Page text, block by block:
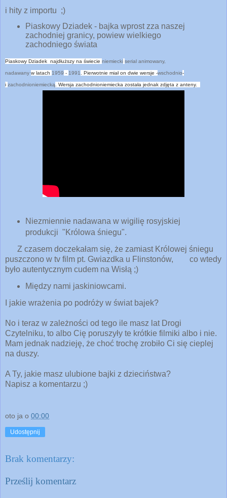
i hity z importu ;)
Piaskowy Dziadek - bajka wprost zza naszej
zachodniej granicy, powiew wielkiego
zachodniego świata
Piaskowy Dziadek najdłuższy na świecie niemiecki serial animowany,
nadawany w latach 1959 - 1991. Pierwotnie miałon dwie wersje -wschodnio-
i zachodnioniemiecką. Wersja zachodnioniemiecka została jednak zdjęta z anteny.
Niezmiennie nadawana w wigilię rosyjskiej
produkcji "Królowa śniegu".
Z czasem doczekałam się, że zamiast Królowej śniegu
puszczono w tv film pt. Gwiazdka u Flinstonów, co wtedy
było autentycznym cudem na Wisłą ;)
Między nami jaskiniowcami.
I jakie wrażenia po podróży w świat bajek?
No i teraz w zależności od tego ile masz lat Drogi
Czytelniku, to albo Cię poruszyły te krótkie filmiki albo i nie.
Mam jednak nadzieję, że choć trochę zrobiło Ci się cieplej
na duszy.
A Ty, jakie masz ulubione bajki z dzieciństwa?
Napisz a komentarzu ;)
oto ja o 00:00
Udostępnij
Brak komentarzy:
Prześlij komentarz